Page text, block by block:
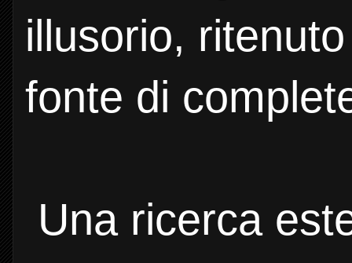
illusorio,
fonte di
Una ricerca